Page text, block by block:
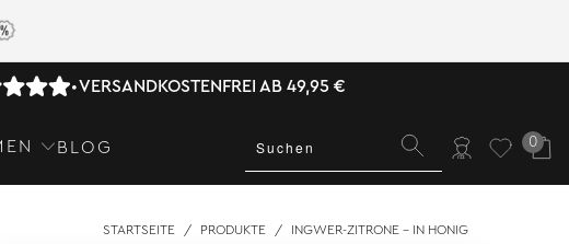
•VERSANDKOSTENFREI AB 49,95 €
BLOG 0
STARTSEITE / PRODUKTE / INGWER-ZITRONE - IN HONIG